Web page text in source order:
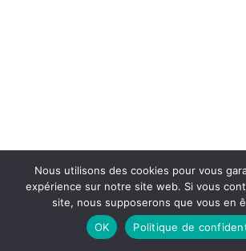
Nous utilisons des cookies pour vous
expérience sur notre site web. Si vous
site, nous supposerons que vous en
OK
Politique de